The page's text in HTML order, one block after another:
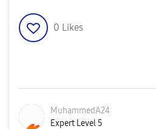
0 Likes
MuhammedA24
Expert Level 5